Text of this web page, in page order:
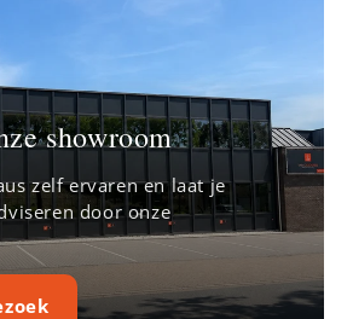
showroom
zelf ervaren en laat je
door onze